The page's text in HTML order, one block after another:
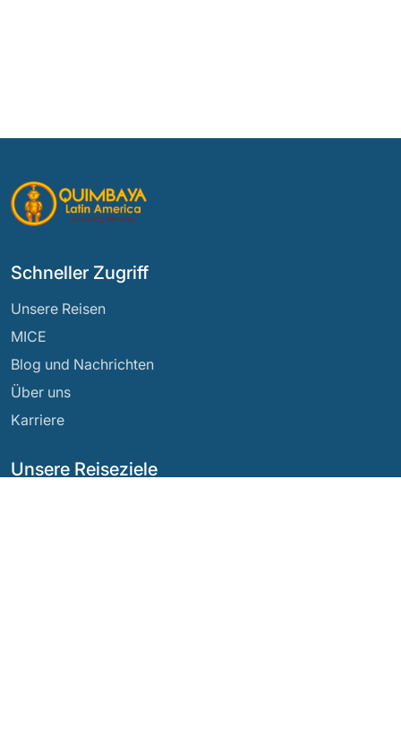
Unsere Reiseziele
Schneller Zugriff
Unsere Reisen
MICE
Blog und Nachrichten
Über uns
Karriere